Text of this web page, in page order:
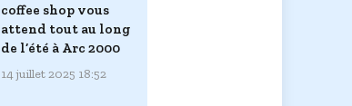
coffee shop vous
attend tout au long
de l’été à Arc 2000
14 juillet 2025 18:52